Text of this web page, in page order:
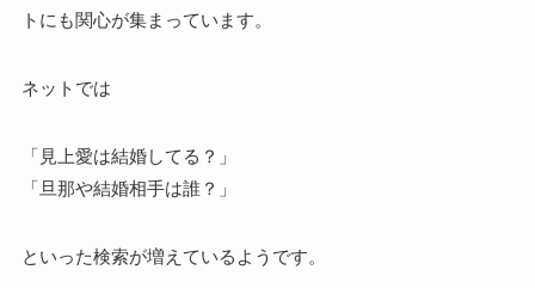
トにも関心が集まっています。
ネットでは
「見上愛は結婚してる？」
「旦那や結婚相手は誰？」
といった検索が増えているようです。